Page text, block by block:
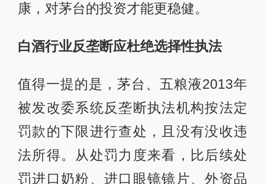
康，对茅台的投资才能更稳健。
白酒行业反垄断应杜绝选择性执法
值得一提的是，茅台、五粮液2013年
被发改委系统反垄断执法机构按法定
罚款的下限进行查处，且没有没收违
法所得。从处罚力度来看，比后续处
罚进口奶粉、进口眼镜镜片、外资品